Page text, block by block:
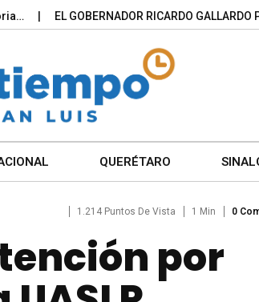
EL GOBERNADOR RICARDO GALLARDO PONE
QUERÉTARO
1.214 Puntos De Vista 1 Min 0
por